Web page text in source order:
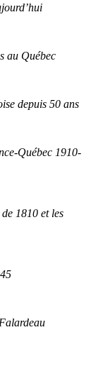
au Québec
depuis 50 ans
Québec 1910-
1810 et les